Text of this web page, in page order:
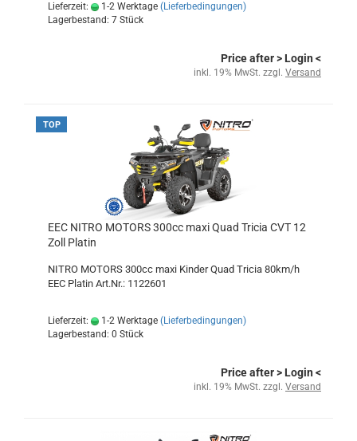
Lieferzeit: 1-2 Werktage (Lieferbedingungen)
Lagerbestand: 7 Stück
Price after> Login <
inkl. 19% MwSt. zzgl. Versand
TOP
EEC NITRO MOTORS 300cc maxi Quad Tricia CVT 12
Zoll Platin
NITRO MOTORS 300cc maxi Kinder Quad Tricia 80km/h
EEC Platin Art.Nr.: 1122601
Lieferzeit: 1-2 Werktage (Lieferbedingungen)
Lagerbestand: 0 Stück
Price after> Login <
inkl. 19% MwSt. zzgl. Versand